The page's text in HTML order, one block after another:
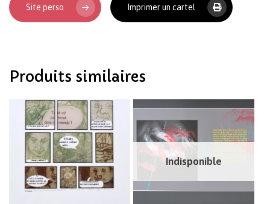
Votre panier est vide.
Site perso Imprimer un cartel
Produits similaires
Indisponible